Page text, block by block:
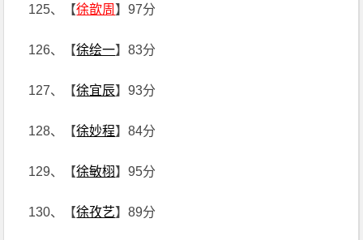
125、【徐歆周 】97分
126、【徐绘一】83分
127、【徐宜辰】93分
128、【徐妙程】84分
129、【徐敏栩】95分
130、【徐孜艺】89分